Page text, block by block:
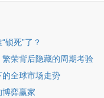
锁死”了？
荣背后隐藏的周期考验
全球市场走势
弈赢家